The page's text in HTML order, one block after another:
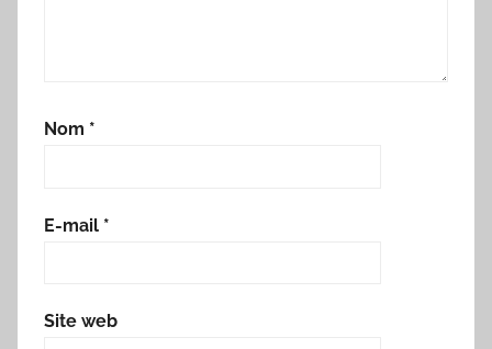
Nom *
E-mail *
Site web